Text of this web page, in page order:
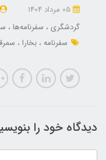
گردشگری
سفرنامه‌ها
سفرنامه بخارا
دیدگاه خود را